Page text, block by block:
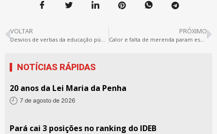
VOLTAR PRÓXIMO
Calor e falta de merenda param escola
NOTÍCIAS RÁPIDAS
20 anos da Lei Maria da Penha
7 de agosto de 2026
Pará cai 3 posições no ranking do IDEB